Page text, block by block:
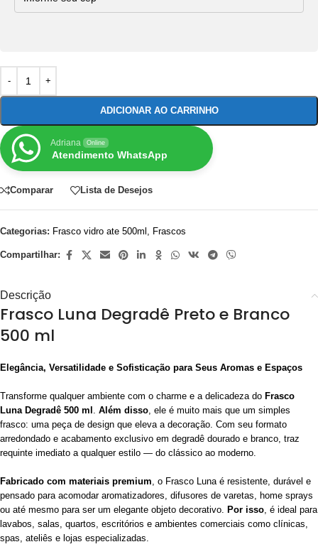
ADICIONAR AO CARRINHO
Adriana Online
Atendimento WhatsApp
Comparar Lista de Desejos
Categorias: Frasco vidro ate 500ml Frascos
Compartilhar:
Descrição
Frasco Luna Degradê Preto e Branco
500 ml
Elegância, Versatilidade e Sofisticação para Seus Aromas e Espaços
Transforme qualquer ambiente com o charme e a delicadeza do Frasco
Luna Degradê 500 ml
Além disso , ele é muito mais que um simples
frasco: uma peça de design que eleva a decoração. Com seu formato
arredondado e acabamento exclusivo em degradê dourado e branco, traz
requinte imediato a qualquer estilo — do clássico ao moderno.
Fabricado com materiais premium , o Frasco Luna é resistente, durável e
pensado para acomodar aromatizadores, difusores de varetas, home sprays
ou até mesmo para ser um elegante objeto decorativo.
Por isso , é ideal para
lavabos, salas, quartos, escritórios e ambientes comerciais como clínicas,
spas, ateliês e lojas especializadas.